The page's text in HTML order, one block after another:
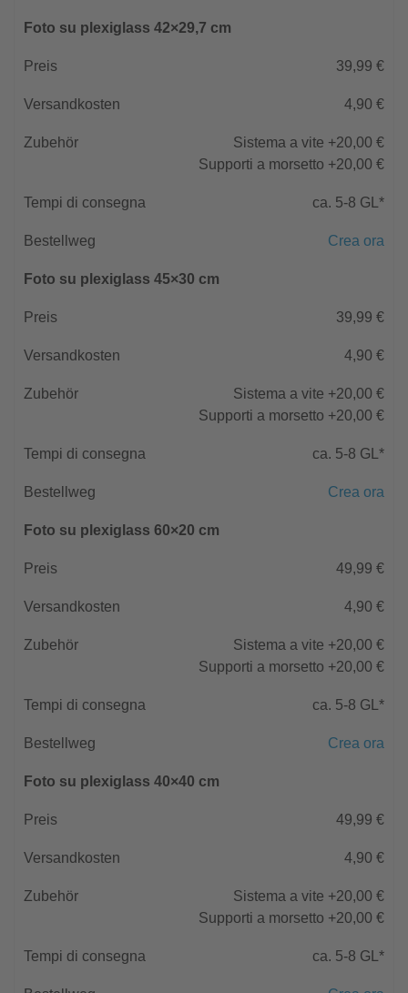
Foto su plexiglass 42×29,7 cm
39,99 €
4,90 €
Sistema a vite +20,00 €
Supporti a morsetto +20,00 €
ca. 5-8 GL*
Crea ora
Foto su plexiglass 45×30 cm
39,99 €
4,90 €
Sistema a vite +20,00 €
Supporti a morsetto +20,00 €
ca. 5-8 GL*
Crea ora
Foto su plexiglass 60×20 cm
49,99 €
4,90 €
Sistema a vite +20,00 €
Supporti a morsetto +20,00 €
ca. 5-8 GL*
Crea ora
Foto su plexiglass 40×40 cm
49,99 €
4,90 €
Sistema a vite +20,00 €
Supporti a morsetto +20,00 €
ca. 5-8 GL*